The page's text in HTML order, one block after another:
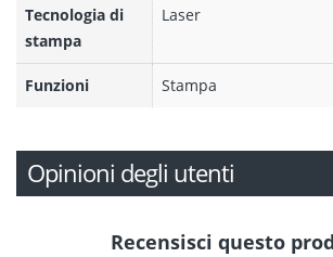
Tecnologia di
stampa
Laser
Funzioni Stampa
Opinioni degli utenti
Recensisci questo